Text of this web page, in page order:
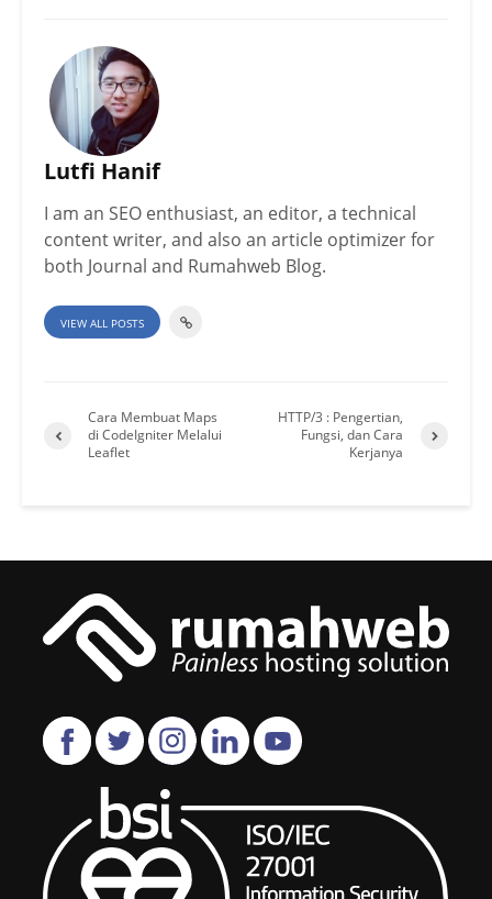
Lutfi Hanif
I am an SEO enthusiast, an editor, a technical
content writer, and also an article optimizer for
both Journal and Rumahweb Blog.
VIEW ALL POSTS
Cara Membuat Maps
di CodeIgniter Melalui
Leaflet
HTTP/3 : Pengertian,
Fungsi, dan Cara
Kerjanya